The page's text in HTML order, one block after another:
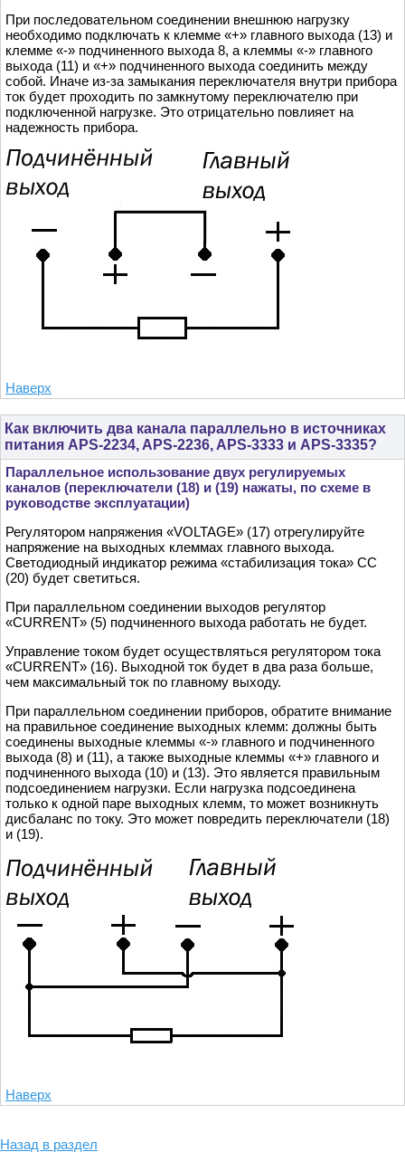
При последовательном соединении внешнюю нагрузку
необходимо подключать к клемме «+» главного выхода (13) и
клемме «-» подчиненного выхода 8, а клеммы «-» главного
выхода (11) и «+» подчиненного выхода соединить между
собой. Иначе из-за замыкания переключателя внутри прибора
ток будет проходить по замкнутому переключателю при
подключенной нагрузке. Это отрицательно повлияет на
надежность прибора.
Наверх
Как включить два канала параллельно в источниках
питания APS-2234, APS-2236, APS-3333 и APS-3335?
Параллельное использование двух регулируемых
каналов (переключатели (18) и (19) нажаты, по схеме в
руководстве эксплуатации)
Регулятором напряжения «VOLTAGE» (17) отрегулируйте
напряжение на выходных клеммах главного выхода.
Светодиодный индикатор режима «стабилизация тока» СC
(20) будет светиться.
При параллельном соединении выходов регулятор
«CURRENT» (5) подчиненного выхода работать не будет.
Управление током будет осуществляться регулятором тока
«CURRENT» (16). Выходной ток будет в два раза больше,
чем максимальный ток по главному выходу.
При параллельном соединении приборов, обратите внимание
на правильное соединение выходных клемм: должны быть
соединены выходные клеммы «-» главного и подчиненного
выхода (8) и (11), а также выходные клеммы «+» главного и
подчиненного выхода (10) и (13). Это является правильным
подсоединением нагрузки. Если нагрузка подсоединена
только к одной паре выходных клемм, то может возникнуть
дисбаланс по току. Это может повредить переключатели (18)
и (19).
Наверх
Назад в раздел